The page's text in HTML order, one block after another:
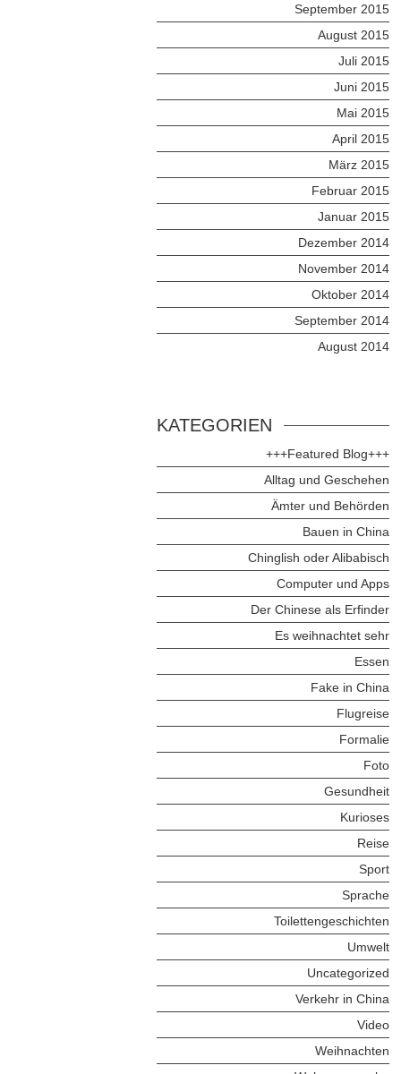
September 2015
August 2015
Juli 2015
Juni 2015
Mai 2015
April 2015
März 2015
Februar 2015
Januar 2015
Dezember 2014
November 2014
Oktober 2014
September 2014
August 2014
KATEGORIEN
+++Featured Blog+++
Alltag und Geschehen
Ämter und Behörden
Bauen in China
Chinglish oder Alibabisch
Computer und Apps
Der Chinese als Erfinder
Es weihnachtet sehr
Essen
Fake in China
Flugreise
Formalie
Foto
Gesundheit
Kurioses
Reise
Sport
Sprache
Toilettengeschichten
Umwelt
Uncategorized
Verkehr in China
Video
Weihnachten